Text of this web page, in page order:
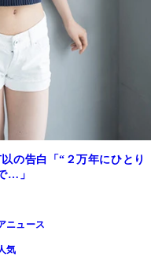
の告白「“２万年にひとり
…」
ニュース
気